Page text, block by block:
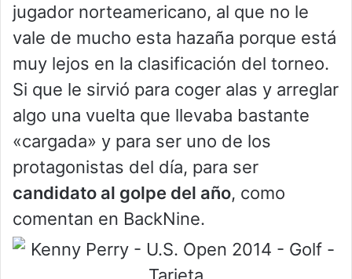
jugador norteamericano, al que no le
vale de mucho esta hazaña porque está
muy lejos en la clasificación del torneo.
Si que le sirvió para coger alas y arreglar
algo una vuelta que llevaba bastante
«cargada» y para ser uno de los
protagonistas del día, para ser
candidato al golpe del año, como
comentan en BackNine.